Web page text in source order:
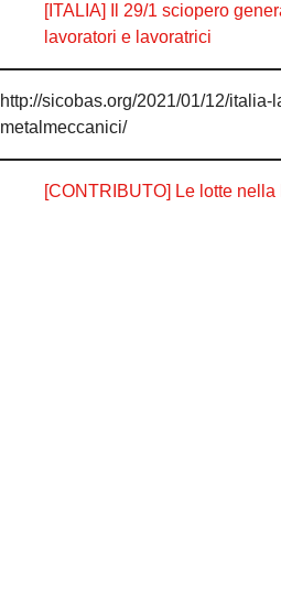
[ITALIA] Il 29/1 sciopero
lavoratori e lavoratrici
http://sicobas.org/2021/01/12/
metalmeccanici/
[CONTRIBUTO] Le lotte